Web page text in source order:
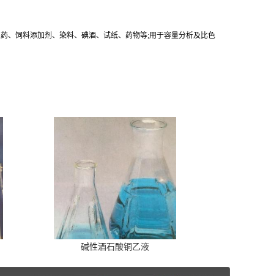
、饲料添加剂、染料、碘酒、试纸、药物等;用于容量分析及比色
碱性酒石酸铜乙液